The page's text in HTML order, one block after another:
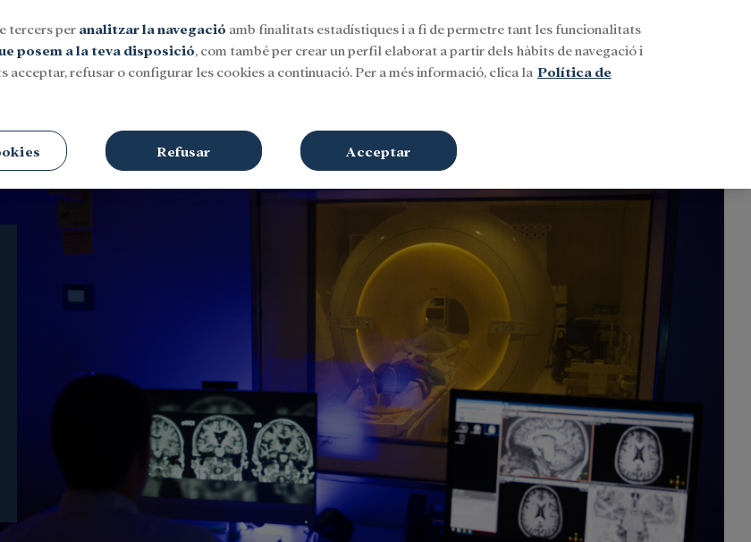
Iniciar sessió Buscar
tercers per analitzar la navegació amb finalitats estadístiques i a fi de permetre tant les funcionalitats
posem a la teva disposició, com també per crear un perfil elaborat a partir dels hàbits de navegació i
acceptar, refusar o configurar les cookies a continuació. Per a més informació, clica la Política de
Refusar Acceptar